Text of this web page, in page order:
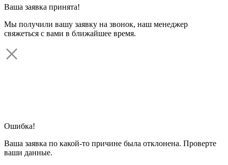
Ваша заявка принята!
Мы получили вашу заявку на звонок, наш менеджер
свяжеться с вами в ближайшее время.
Ошибка!
Ваша заявка по какой-то причине была отклонена. Проверте
ваши данные.